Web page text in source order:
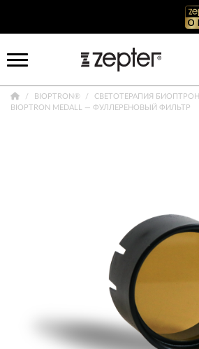
BIOPTRON®
CВЕТОТЕРАПИЯ БИОПТРОН
BIOPTRON MEDALL — ФУЛЛЕРЕНОВЫЙ ФИЛЬТР